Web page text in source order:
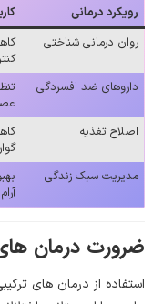
رویکرد درمانی
روان درمانی شناختی
داروهای ضد افسردگی
اصلاح تغذیه
مدیریت سبک زندگی
ضرورت درمان
استفاده از درمان های